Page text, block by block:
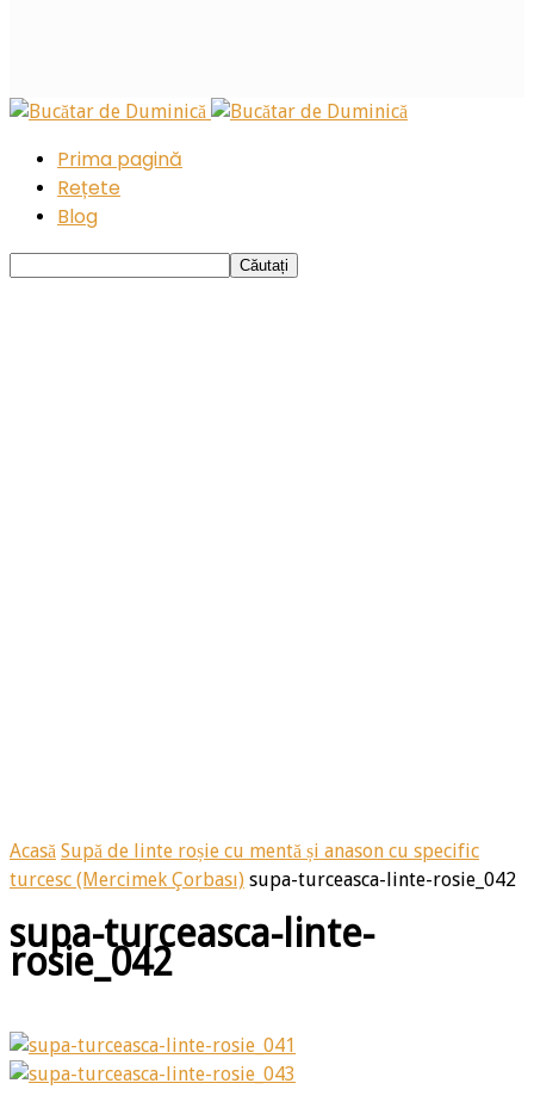
Prima pagină
Rețete
Blog
Acasă Supă de linte roșie cu mentă și anason cu specific
turcesc (Mercimek Çorbası) supa-turceasca-linte-rosie_042
supa-turceasca-linte-
rosie_042